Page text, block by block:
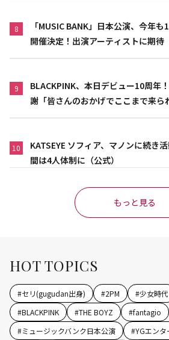
8
「MUSIC BANK」日本公演、今年
開催決定！出演アーティストに期待
9
BLACKPINK、本日デビュー10周年
謝「皆さんのおかげでここまで来ら
10
KATSEYE ソフィア、マノンに続き
間は4人体制に（公式）
もっと見る
HOT TOPICS
#セリ(gugudan出身) #2PM #少女時代
#BLACKPINK #THE BOYZ #fantagio
#ミュージックバンク日本公演 #YGエンタ